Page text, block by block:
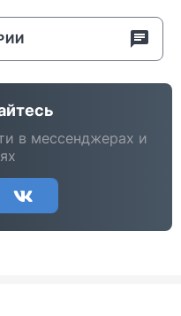
в мессенджерах и